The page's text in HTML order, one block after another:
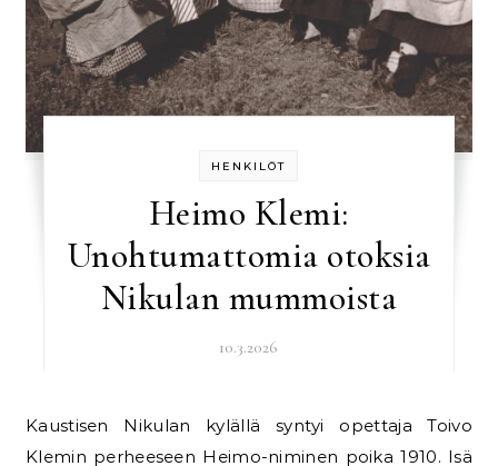
HENKILÖT
Heimo Klemi:
Unohtumattomia otoksia
Nikulan mummoista
10.3.2026
Kaustisen Nikulan kylällä syntyi opettaja Toivo
Klemin perheeseen Heimo-niminen poika 1910. Isä